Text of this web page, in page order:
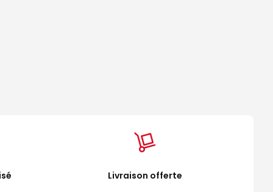
Livraison offerte